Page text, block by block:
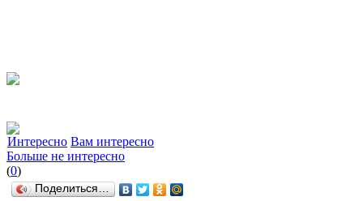
Интересно Вам интересно
Больше не интересно
(0)
Поделиться…